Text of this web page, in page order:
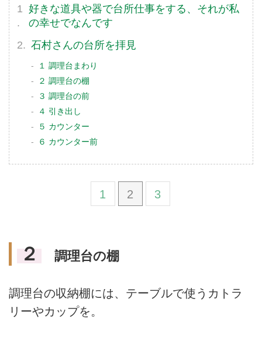
好きな道具や器で台所仕事をする、それが私
の幸せでなんです
石村さんの台所を拝見
１ 調理台まわり
２ 調理台の棚
３ 調理台の前
４ 引き出し
５ カウンター
６ カウンター前
1 2 3
２ 調理台の棚
調理台の収納棚には、テーブルで使うカトラ
リーやカップを。